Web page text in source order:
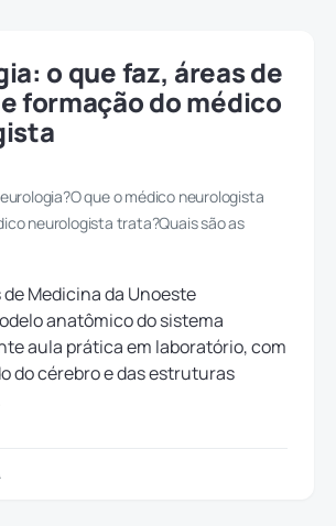
o que faz, áreas de
formação do médico
que o médico neurologista
neurologista trata?Quais são as